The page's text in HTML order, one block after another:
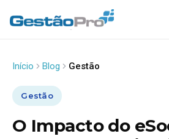
Início Blog Gestão
Gestão
O Impacto do